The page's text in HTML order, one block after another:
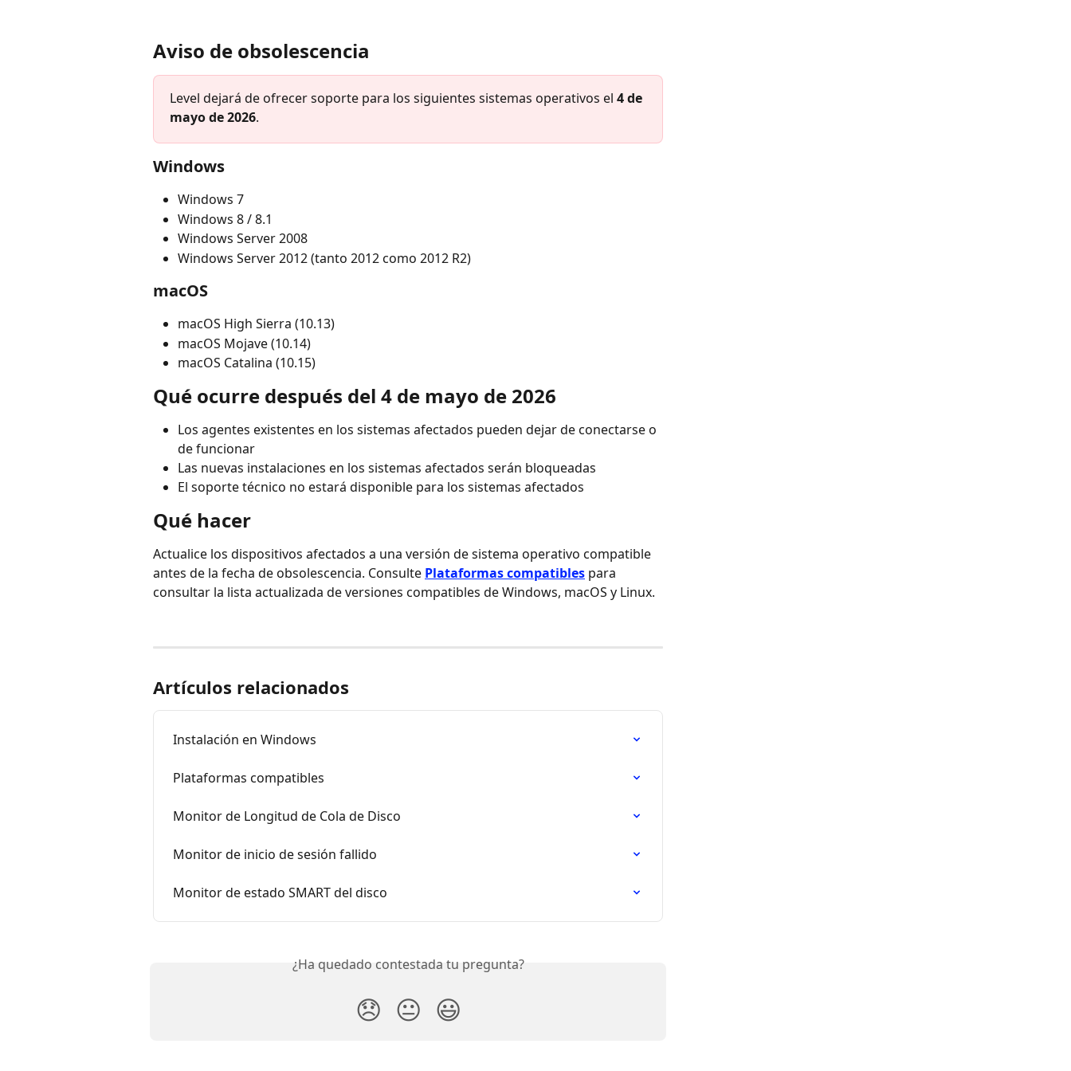
Aviso de obsolescencia
Level dejará de ofrecer soporte para los siguientes sistemas operativos el 4 de
mayo de 2026.
Windows
Windows 7
Windows 8 / 8.1
Windows Server 2008
Windows Server 2012 (tanto 2012 como 2012 R2)
macOS
macOS High Sierra (10.13)
macOS Mojave (10.14)
macOS Catalina (10.15)
Qué ocurre después del 4 de mayo de 2026
Los agentes existentes en los sistemas afectados pueden dejar de conectarse o
de funcionar
Las nuevas instalaciones en los sistemas afectados serán bloqueadas
El soporte técnico no estará disponible para los sistemas afectados
Qué hacer
Actualice los dispositivos afectados a una versión de sistema operativo compatible
antes de la fecha de obsolescencia. Consulte Plataformas compatibles para
consultar la lista actualizada de versiones compatibles de Windows, macOS y Linux.
Artículos relacionados
Instalación en Windows
Plataformas compatibles
Monitor de Longitud de Cola de Disco
Monitor de inicio de sesión fallido
Monitor de estado SMART del disco
¿Ha quedado contestada tu pregunta?
😞 😐 😃